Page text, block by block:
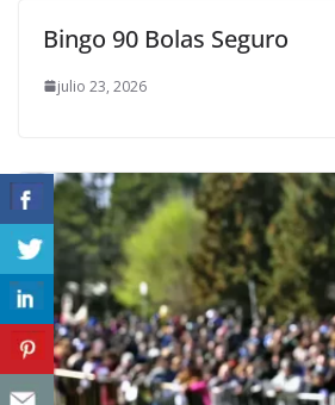
Bingo 90 Bolas Seguro
julio 23, 2026